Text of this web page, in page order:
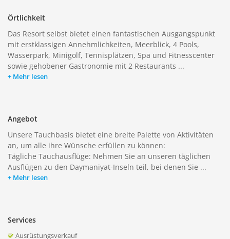
Örtlichkeit
Das Resort selbst bietet einen fantastischen Ausgangspunkt
mit erstklassigen Annehmlichkeiten, Meerblick, 4 Pools,
Wasserpark, Minigolf, Tennisplätzen, Spa und Fitnesscenter
sowie gehobener Gastronomie mit 2 Restaurants ...
Mehr lesen
Angebot
Unsere Tauchbasis bietet eine breite Palette von Aktivitäten
an, um alle ihre Wünsche erfüllen zu können:
Tägliche Tauchausflüge: Nehmen Sie an unseren täglichen
Ausflügen zu den Daymaniyat-Inseln teil, bei denen Sie ...
Mehr lesen
Services
Ausrüstungsverkauf